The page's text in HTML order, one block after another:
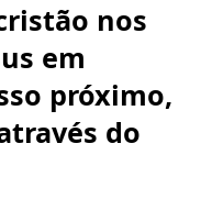
nos
em
próximo,
do